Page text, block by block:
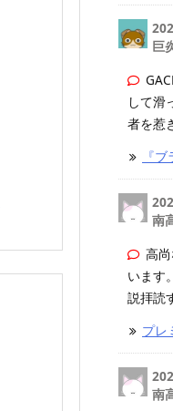
巨
して滑
者を惹
『
南
高
います
説拝読
プレ
南